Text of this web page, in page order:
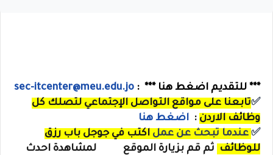
*** للتقديم اضغط هنا *** : sec-itcenter@meu.edu.jo
✅تابعنا على مواقع التواصل الإجتماعي لتصلك كل
وظائف الاردن : اضغط هنا
✅ عندما تبحث عن عمل اكتب في جوجل باب رزق
للوظائف
ثم قم بزيارة الموقع لمشاهدة احدث